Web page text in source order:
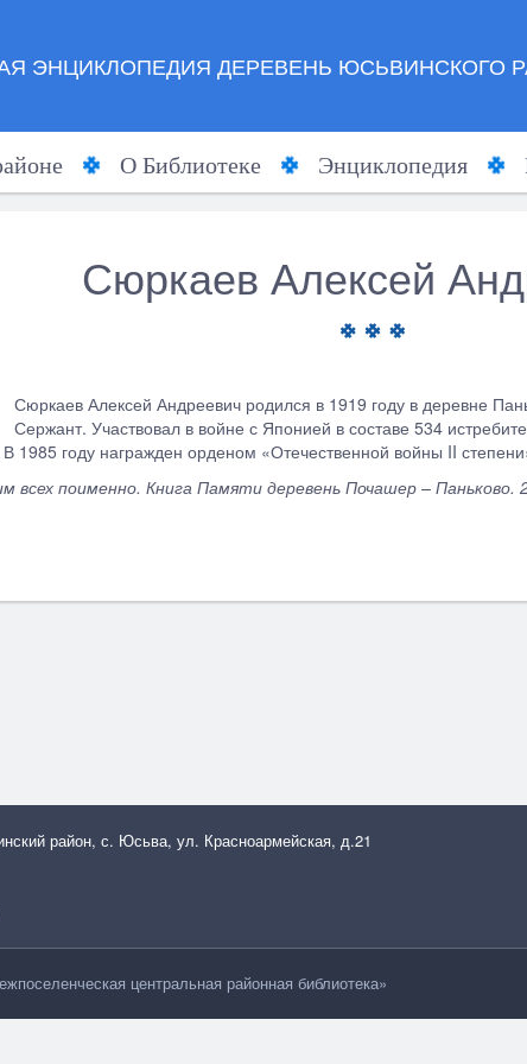
ЭНЦИКЛОПЕДИЯ ДЕРЕВЕНЬ ЮСЬВИНСКОГО
О Библиотеке Энциклопедия
Сюркаев Алексей
Сюркаев Алексей Андреевич родился в 1919 году в деревне
Сержант. Участвовал в войне с Японией в составе 534
1985 году награжден орденом «Отечественной войны II
всех поименно. Книга Памяти деревень Почашер – Паньково.
район, с. Юсьва, ул. Красноармейская, д.21
центральная районная библиотека»